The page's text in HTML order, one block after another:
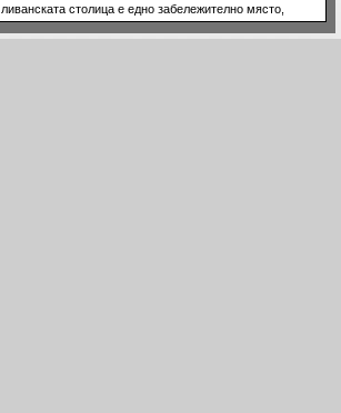
столица е едно забележително място,